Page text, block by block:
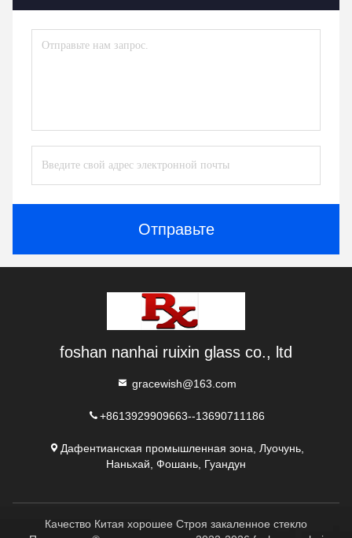
Отправьте
foshan nanhai ruixin glass co., ltd
gracewish@163.com
+8613929909663--13690711186
Дафентианская промышленная зона, Луочунь,
Наньхай, Фошань, Гуандун
Качество Китая хорошее Строя закаленное стекло